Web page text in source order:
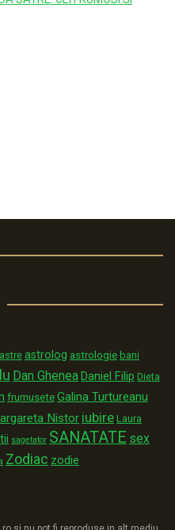
astre astrolog astrologie bani
Dan GheneaDaniel Filip Dieta
frumusete Galina Turtureanu
Nistor iubire Laura
sagetator SANATATE sex
Zodiac zodie